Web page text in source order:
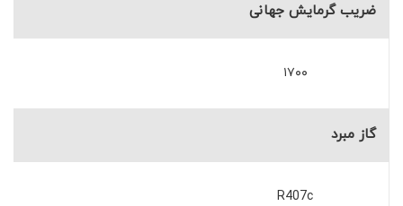
ضریب گرمایش جهانی
۱۷۰۰
گاز مبرد
R407c